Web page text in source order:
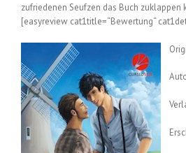
zufriedenen Seufzen das Buch zuklappen
[easyreview cat1title=“Bewertung“